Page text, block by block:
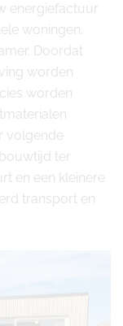
energiefactuur
woningen.
Doordat
worden
worden
volgende
ter
en een kleinere
transport en